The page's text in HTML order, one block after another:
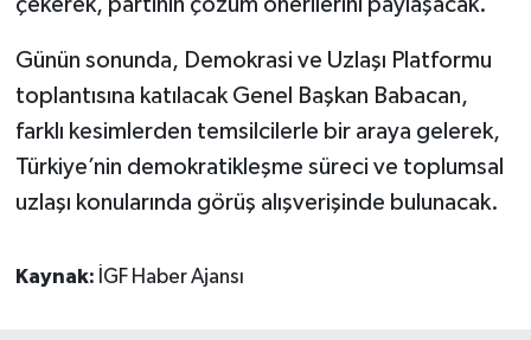
çekerek, partinin çözüm önerilerini paylaşacak.
Günün sonunda, Demokrasi ve Uzlaşı Platformu
toplantısına katılacak Genel Başkan Babacan,
farklı kesimlerden temsilcilerle bir araya gelerek,
Türkiye’nin demokratikleşme süreci ve toplumsal
uzlaşı konularında görüş alışverişinde bulunacak.
Kaynak: İGF Haber Ajansı